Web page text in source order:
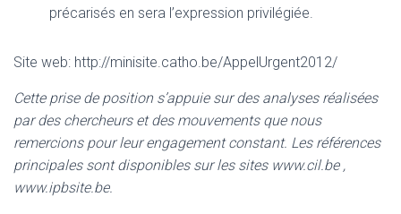
précarisés en sera l’expression privilégiée.
Site web: http://minisite.catho.be/AppelUrgent2012/
Cette prise de position s’appuie sur des analyses réalisées
par des chercheurs et des mouvements que nous
remercions pour leur engagement constant. Les références
principales sont disponibles sur les sites www.cil.be ,
www.ipbsite.be.